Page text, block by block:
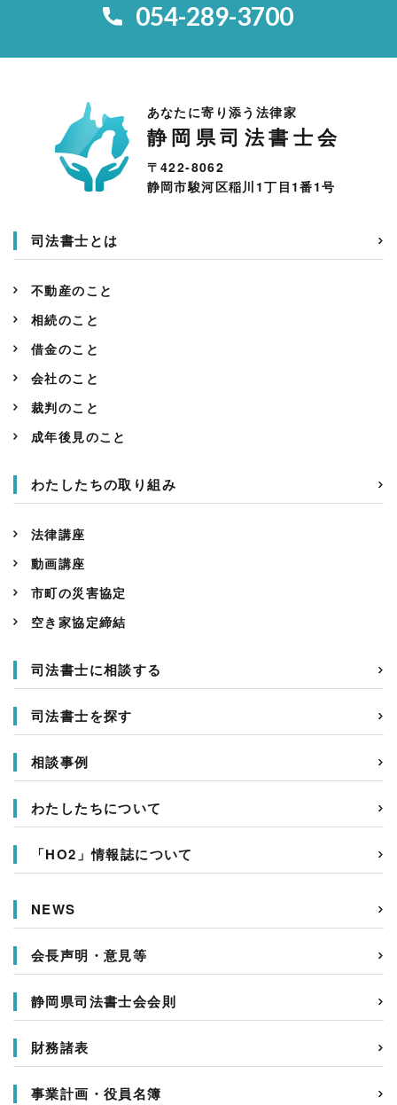
054-289-3700
あなたに寄り添う法律家
静岡県司法書士会
〒422-8062
静岡市駿河区稲川1丁目1番1号
司法書士とは
不動産のこと
相続のこと
借金のこと
会社のこと
裁判のこと
成年後見のこと
わたしたちの取り組み
法律講座
動画講座
市町の災害協定
空き家協定締結
司法書士に相談する
司法書士を探す
相談事例
わたしたちについて
「HO2」情報誌について
NEWS
会長声明・意見等
静岡県司法書士会会則
財務諸表
事業計画・役員名簿